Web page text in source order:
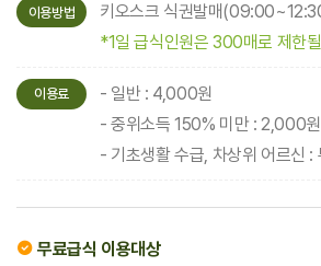
이용방법
키오스크 식권발매
*1일 급식인원은 300매로 제한
이용료
- 일반 : 4,000원
- 중위소득 150% 미만 : 2,000원
- 기초생활 수급, 차상위 어르신 :
무료급식 이용대상